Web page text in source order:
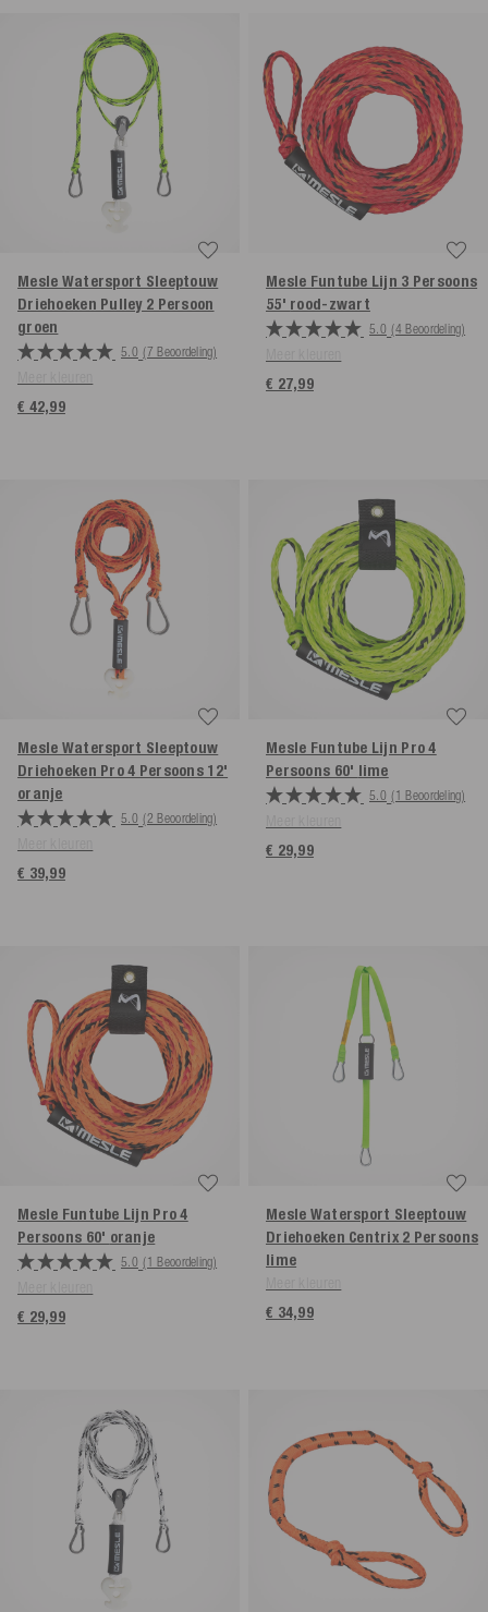
Mesle Watersport Sleeptouw
Driehoeken Pulley 2 Persoon
groen
5.0 (7 Beoordeling)
€ 42,99
Mesle Funtube Lijn 3 Persoons
55' rood-zwart
5.0 (4 Beoordeling)
€ 27,99
Mesle Watersport Sleeptouw
Driehoeken Pro 4 Persoons 12'
oranje
5.0 (2 Beoordeling)
€ 39,99
Mesle Funtube Lijn Pro 4
Persoons 60' lime
5.0 (1 Beoordeling)
€ 29,99
Mesle Funtube Lijn Pro 4
Persoons 60' oranje
5.0 (1 Beoordeling)
€ 29,99
Mesle Watersport Sleeptouw
Driehoeken Centrix 2 Persoons
lime
€ 34,99